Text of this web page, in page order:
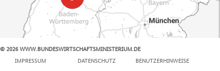
© 2026 WWW.BUNDESWIRTSCHAFTSMINISTERIUM.DE
IMPRESSUM
DATENSCHUTZ BENUTZERHINWEISE